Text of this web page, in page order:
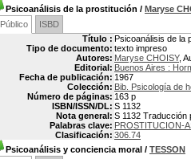
Psicoanálisis de la prostitución / Maryse
Público
ISBD
Título : Psicoanálisis de la
Tipo de documento: texto impreso
Autores: Maryse CHOISY,
Editorial: Buenos Aires :
Fecha de publicación: 1967
Colección: Bib. Psicología de
Número de páginas: 163 p
ISBN/ISSN/DL: S 1132
Nota general: S 1132 Traducción
Palabras clave: PROSTITUCION-
Clasificación: 306.74
Psicoanálisis y conciencia moral / TESSON